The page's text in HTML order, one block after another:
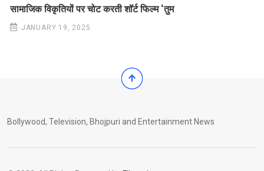
सामाजिक विकृतियों पर चोट करती शॉर्ट फिल्म ‘तुम
JANUARY 19, 2025
Bollywood, Television, Bhojpuri and Entertainment News